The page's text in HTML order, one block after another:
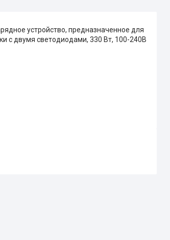
устройство, предназначенное для
с двумя светодиодами, 330 Вт, 100-240В